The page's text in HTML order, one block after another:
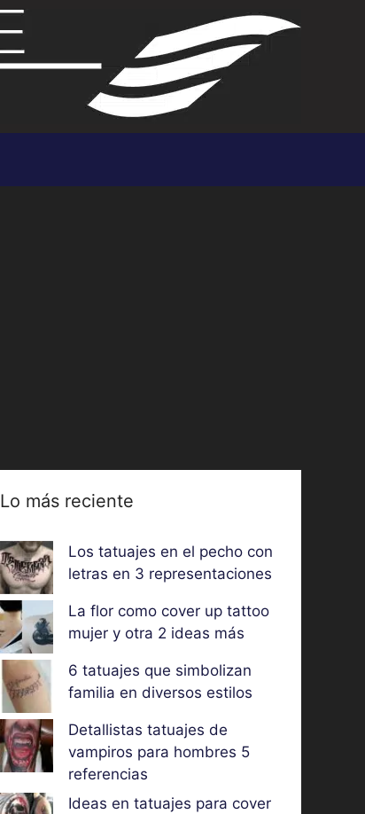
Lo más reciente
Los tatuajes en el pecho con
letras en 3 representaciones
La flor como cover up tattoo
mujer y otra 2 ideas más
6 tatuajes que simbolizan
familia en diversos estilos
Detallistas tatuajes de
vampiros para hombres 5
referencias
Ideas en tatuajes para cover